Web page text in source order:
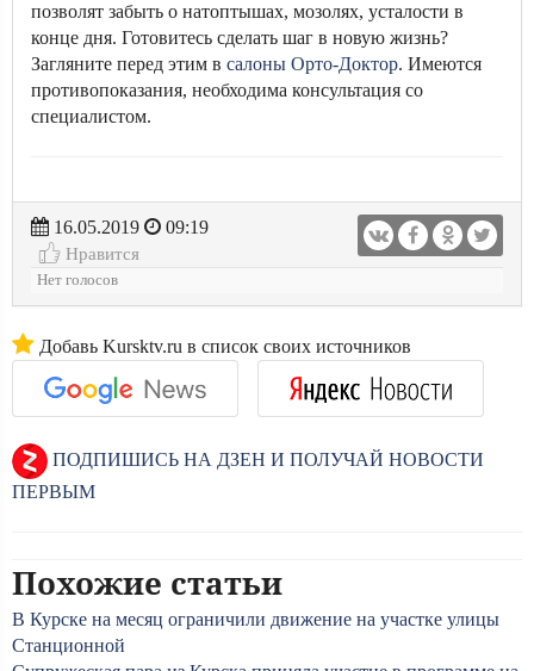
позволят забыть о натоптышах, мозолях, усталости в
конце дня. Готовитесь сделать шаг в новую жизнь?
Загляните перед этим в салоны Орто-Доктор. Имеются
противопоказания, необходима консультация со
специалистом.
16.05.2019
09:19
Нравится
Нет голосов
Добавь Kursktv.ru в список своих источников
ПОДПИШИСЬ НА ДЗЕН И ПОЛУЧАЙ НОВОСТИ
ПЕРВЫМ
Похожие статьи
В Курске на месяц ограничили движение на участке улицы
Станционной